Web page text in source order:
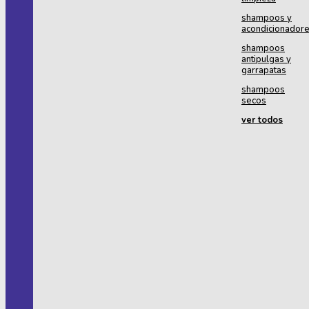
shampoos y
shampoos
antipulgas y
garrapatas
shampoos
secos
ver todos